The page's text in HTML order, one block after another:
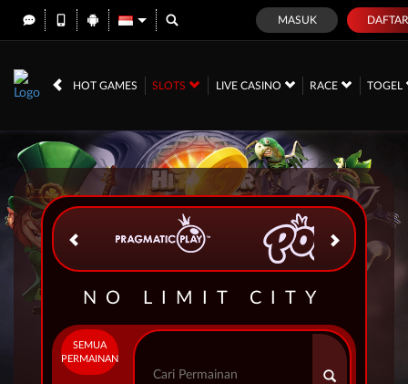
MASUK DAFTAR
HOT GAMES SLOTS LIVE CASINO RACE TOGEL
IDR
NO LIMIT CITY
SEMUA
PERMAINAN